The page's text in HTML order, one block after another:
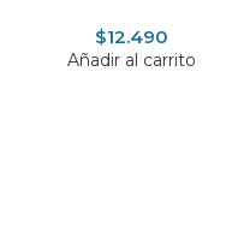
$12.490
Añadir al carrito